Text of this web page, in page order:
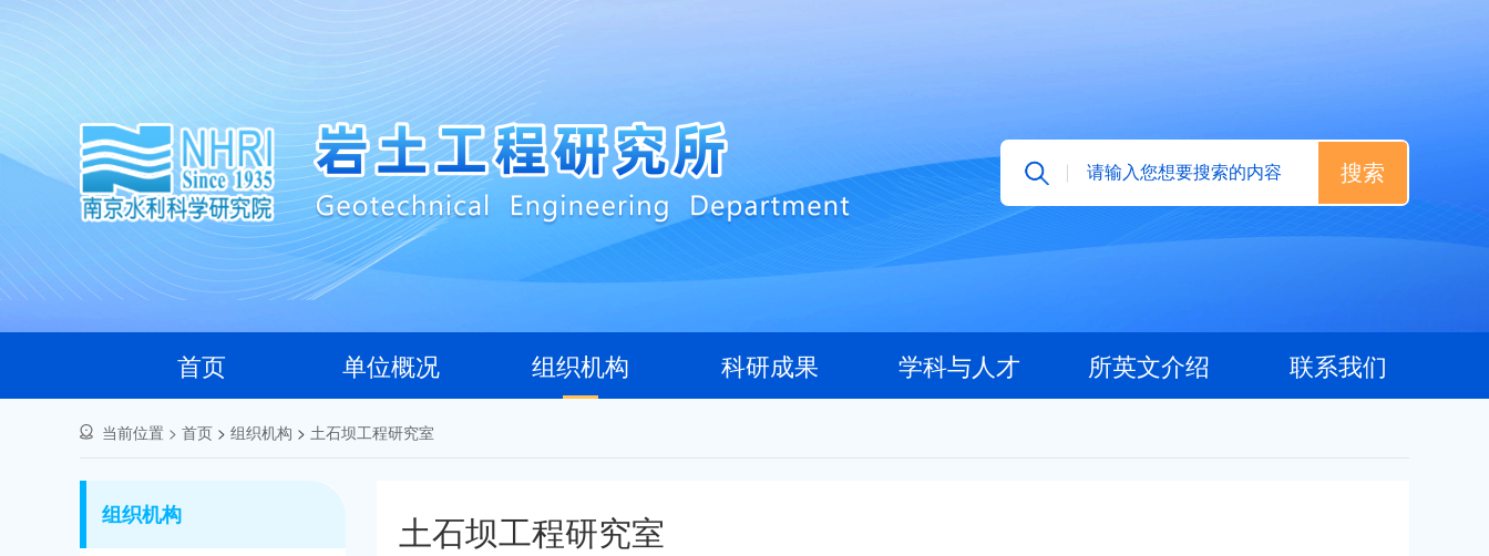
首页 单位概况 组织机构 科研成果 学科与人才 所英文介绍 联系我们
当前位置 > 首页 > 组织机构 > 土石坝工程研究室
组织机构 土石坝工程研究室